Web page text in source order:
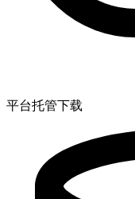
平台托管下载